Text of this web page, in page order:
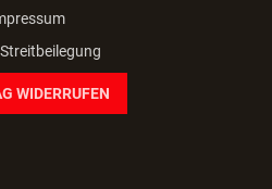
WIDERRUFEN